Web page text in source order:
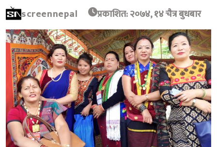
screennepal प्रकाशित: २०७४, १४ चैत्र बुधबार